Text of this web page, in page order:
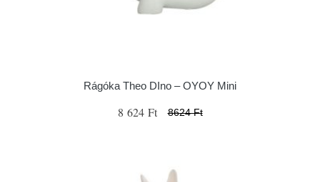
Rágóka Theo DIno – OYOY Mini
8 624 Ft 8624 Ft